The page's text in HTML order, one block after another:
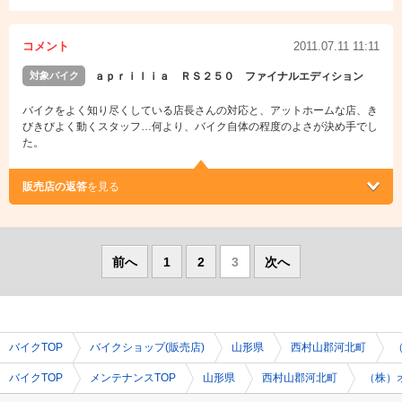
コメント 2011.07.11 11:11
対象バイク ａｐｒｉｌｉａ ＲＳ２５０ ファイナルエディション
バイクをよく知り尽くしている店長さんの対応と、アットホームな店、き
びきびよく動くスタッフ…何より、バイク自体の程度のよさが決め手でし
た。
販売店の返答を見る
前へ 1 2 3 次へ
バイクTOP バイクショップ(販売店) 山形県 西村山郡河北町
バイクTOP メンテナンスTOP 山形県 西村山郡河北町 （株